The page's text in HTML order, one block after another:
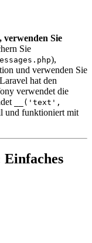
Sie
Sie
),
und verwenden Sie
hat den
verwendet die
__('text',
und funktioniert mit